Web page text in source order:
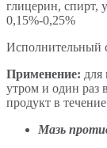
глицерин, спирт,
0,15%-0,25%
Исполнительный
Применение: для
утром и один раз
продукт в
Мазь